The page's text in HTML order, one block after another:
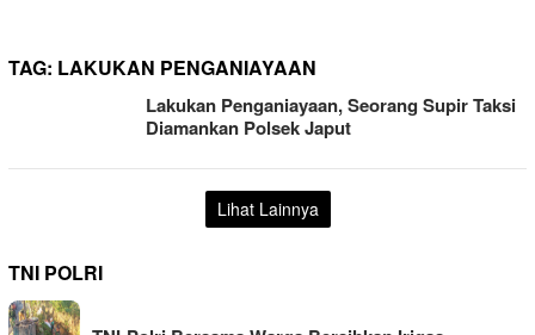
TAG: LAKUKAN PENGANIAYAAN
Lakukan Penganiayaan, Seorang Supir Taksi
Diamankan Polsek Japut
Lihat Lainnya
TNI POLRI